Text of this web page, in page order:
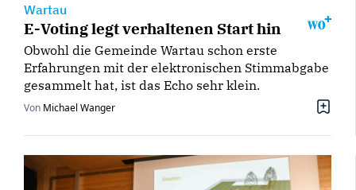
Wartau
E-Voting legt verhaltenen Start hin
Obwohl die Gemeinde Wartau schon erste
Erfahrungen mit der elektronischen Stimmabgabe
gesammelt hat, ist das Echo sehr klein.
Von Michael Wanger